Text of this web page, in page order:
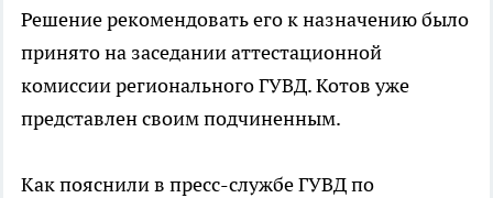
Решение рекомендовать его к назначению было
принято на заседании аттестационной
комиссии регионального ГУВД. Котов уже
представлен своим подчиненным.
Как пояснили в пресс-службе ГУВД по